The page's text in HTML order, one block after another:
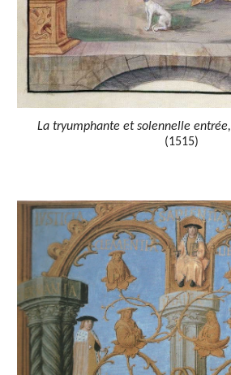
La tryumphante et solennelle entrée,
(1515)